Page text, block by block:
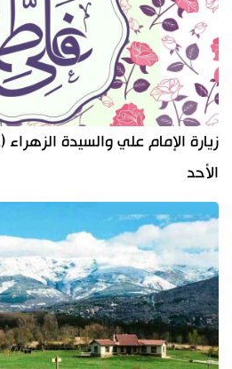
زيارة الإمام علي والسيدة
الأحد